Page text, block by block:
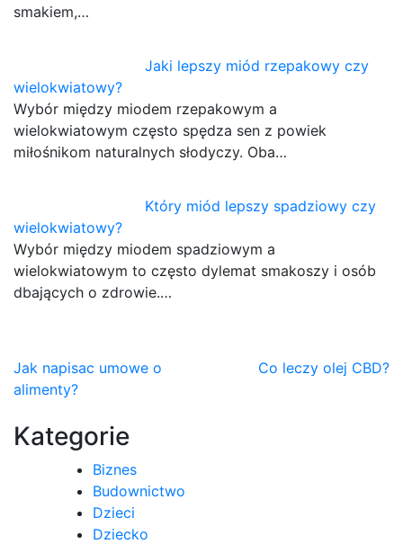
smakiem,…
Jaki lepszy miód rzepakowy czy
wielokwiatowy?
Wybór między miodem rzepakowym a
wielokwiatowym często spędza sen z powiek
miłośnikom naturalnych słodyczy. Oba…
Który miód lepszy spadziowy czy
wielokwiatowy?
Wybór między miodem spadziowym a
wielokwiatowym to często dylemat smakoszy i osób
dbających o zdrowie.…
Nawigacja
wpisu
Jak napisac umowe o
alimenty?
Co leczy olej CBD?
Kategorie
Biznes
Budownictwo
Dzieci
Dziecko